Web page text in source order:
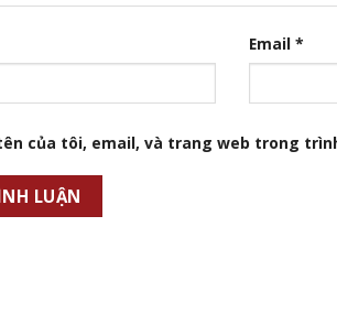
Email *
của tôi, email, và trang web trong